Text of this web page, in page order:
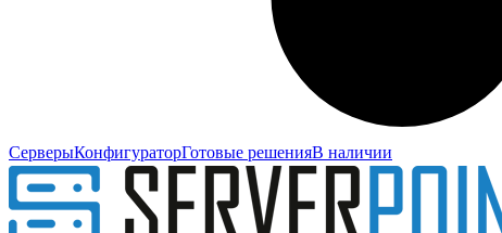
СерверыКонфигураторГотовые решенияВ наличии